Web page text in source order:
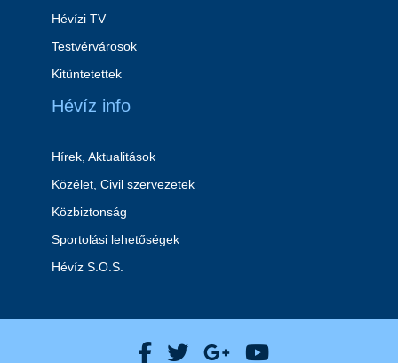
Hévízi TV
Testvérvárosok
Kitüntetettek
Hévíz info
Hírek, Aktualitások
Közélet, Civil szervezetek
Közbiztonság
Sportolási lehetőségek
Hévíz S.O.S.
Hévíz Város Facebook
Hévíz Város X
Hévíz Város
Hévíz Város